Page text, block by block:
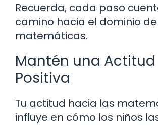
Recuerda, cada paso
camino hacia el dominio
matemáticas.
Mantén una Actitud
Positiva
Tu actitud hacia las
influye en cómo los niños